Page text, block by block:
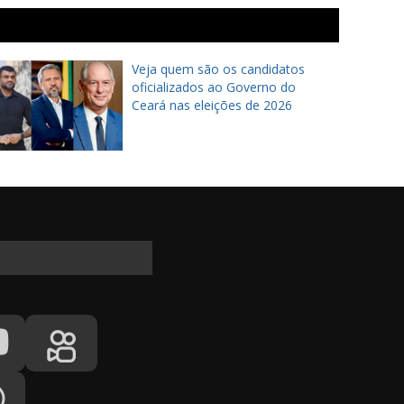
Veja quem são os candidatos
oficializados ao Governo do
Ceará nas eleições de 2026